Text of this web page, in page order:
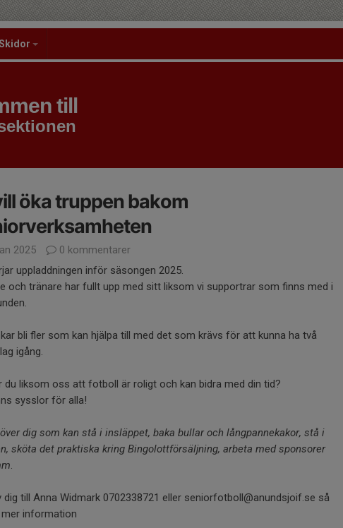
till
öka truppen bakom
2025
0 kommentarer
uppladdningen inför säsongen 2025.
och tränare har fullt upp med sitt liksom vi supportrar som finns med i
bli fler som kan hjälpa till med det som krävs för att kunna ha två
igång.
du liksom oss att fotboll är roligt och kan bidra med din tid?
sysslor för alla!
dig som kan stå i insläppet, baka bullar och långpannekakor, stå i
sköta det praktiska kring Bingolottförsäljning, arbeta med sponsorer
.
dig till Anna Widmark 0702338721 eller seniorfotboll@anundsjoif.se så
information